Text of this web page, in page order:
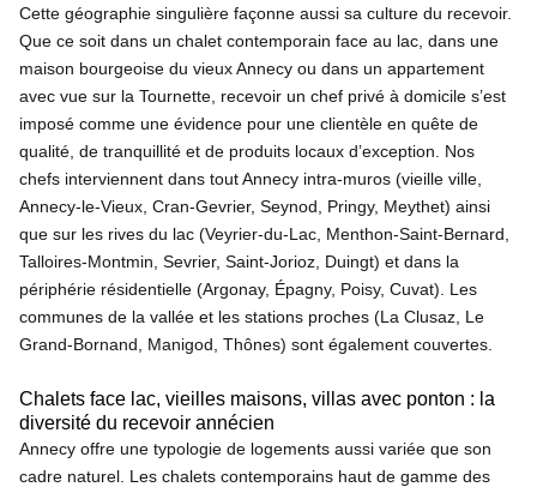
Cette géographie singulière façonne aussi sa culture du recevoir.
Que ce soit dans un chalet contemporain face au lac, dans une
maison bourgeoise du vieux Annecy ou dans un appartement
avec vue sur la Tournette, recevoir un chef privé à domicile s’est
imposé comme une évidence pour une clientèle en quête de
qualité, de tranquillité et de produits locaux d’exception. Nos
chefs interviennent dans tout Annecy intra-muros (vieille ville,
Annecy-le-Vieux, Cran-Gevrier, Seynod, Pringy, Meythet) ainsi
que sur les rives du lac (Veyrier-du-Lac, Menthon-Saint-Bernard,
Talloires-Montmin, Sevrier, Saint-Jorioz, Duingt) et dans la
périphérie résidentielle (Argonay, Épagny, Poisy, Cuvat). Les
communes de la vallée et les stations proches (La Clusaz, Le
Grand-Bornand, Manigod, Thônes) sont également couvertes.
Chalets face lac, vieilles maisons, villas avec ponton : la
diversité du recevoir annécien
Annecy offre une typologie de logements aussi variée que son
cadre naturel. Les chalets contemporains haut de gamme des